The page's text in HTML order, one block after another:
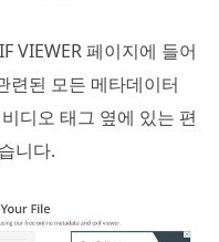
VIEWER 페이지에 들어
련된 모든 메타데이터
디오 태그 옆에 있는 편
니다.